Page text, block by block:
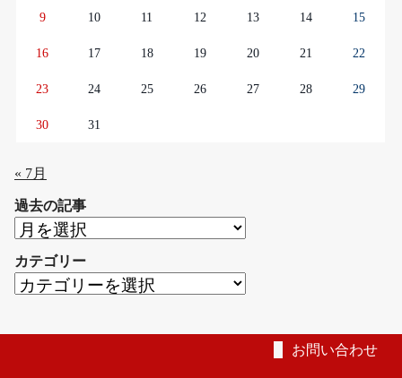
9 10 11 12 13 14 15
16 17 18 19 20 21 22
23 24 25 26 27 28 29
30 31
« 7月
過去の記事
過
の
記
カテゴリー
カ
お問い合わせ